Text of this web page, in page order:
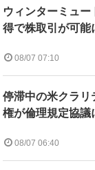
ウィンターミュ
得で株取引が可能
08/07 07:10
停滞中の米クラリ
権が倫理規定協議
08/07 06:40